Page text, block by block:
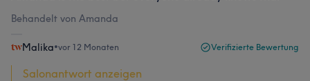
Behandelt von Amanda
Malika•vor 12 Monaten Verifizierte Bewertung
Salonantwort anzeigen